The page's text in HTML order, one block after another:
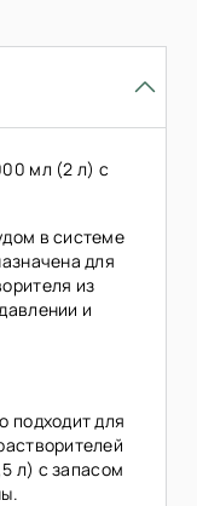
мл (2 л) с
в системе
для
из
и
подходит для
л) с запасом